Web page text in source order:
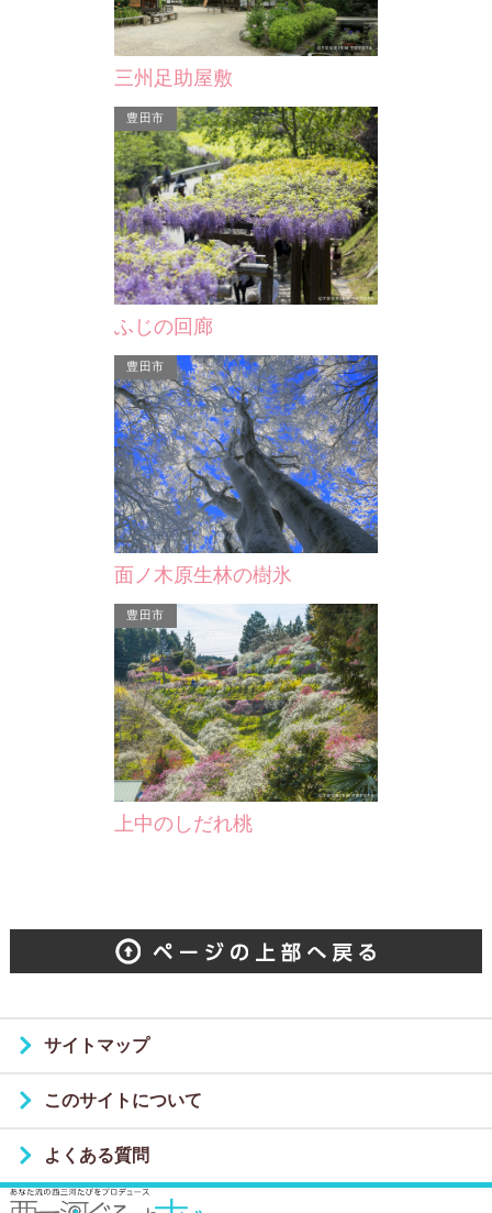
生した唯一無二の文化施設。 伊藤証
信の説く「無我愛」に関…
碧南市
油ヶ淵
ｋｍ、面積0.62ｋｍ、平均水深は3
ｍ、海水と淡水の混じりあっ…
三州足助屋敷
豊田市
ふじの回廊
豊田市
面ノ木原生林の樹氷
豊田市
上中のしだれ桃
サイトマップ
このサイトについて
よくある質問